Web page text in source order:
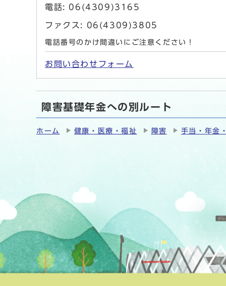
電話: 06(4309)3165
ファクス: 06(4309)3805
電話番号のかけ間違いにご注意ください！
お問い合わせフォーム
障害基礎年金への別ルート
ホーム 健康・医療・福祉 障害 手当・年金